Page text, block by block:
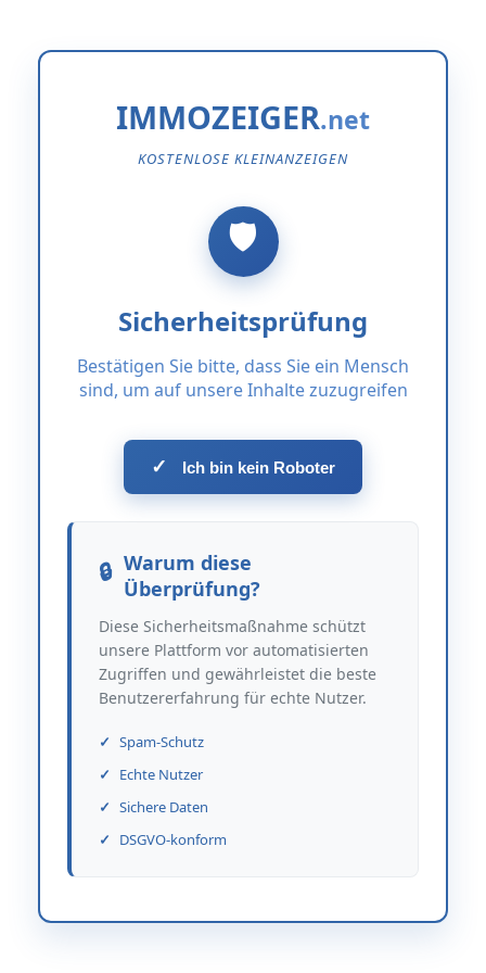
IMMOZEIGER
KOSTENLOSE KLEINANZEIGEN
Sicherheitsprüfung
Bestätigen Sie bitte, dass Sie ein Mensch
sind, um auf unsere Inhalte zuzugreifen
✓ Ich bin kein Roboter
Warum diese
Überprüfung?
Diese Sicherheitsmaßnahme schützt
unsere Plattform vor automatisierten
Zugriffen und gewährleistet die beste
Benutzererfahrung für echte Nutzer.
Spam-Schutz
Echte Nutzer
Sichere Daten
DSGVO-konform